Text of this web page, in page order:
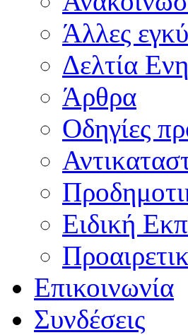
Άλλες
Δελτία
Άρθρα
Οδηγίες
Ειδική
Επικοινωνία
Συνδέσεις